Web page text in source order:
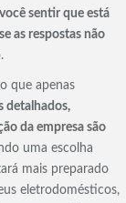
sentir que está
as respostas não
que apenas
detalhados,
da empresa são
uma escolha
mais preparado
eletrodomésticos,